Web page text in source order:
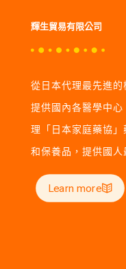
輝生貿易有限公司
從日本代理最先進
提供國內各醫學中
理「日本家庭藥協
和保養品，提供國人
Learn more